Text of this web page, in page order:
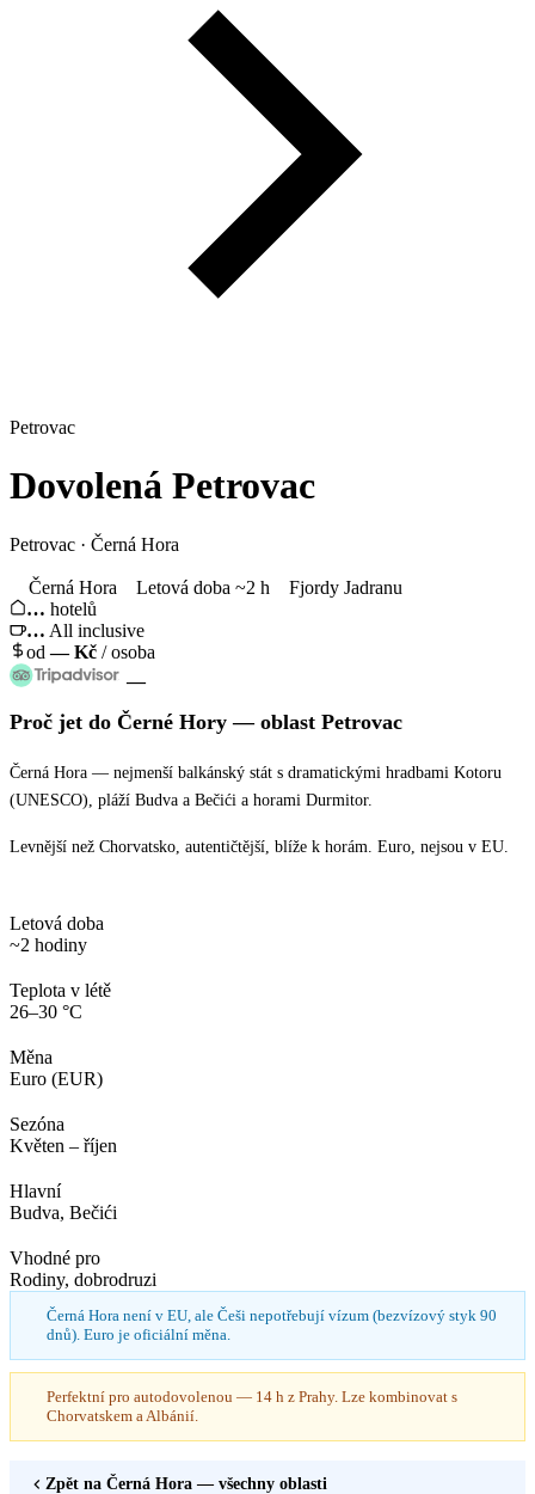
Petrovac
Dovolená Petrovac
Petrovac · Černá Hora
Černá Hora Letová doba ~2 h
Fjordy Jadranu
… hotelů
… All inclusive
od—Kč / osoba
—
Proč jet do Černé Hory — oblast Petrovac
Černá Hora — nejmenší balkánský stát s dramatickými hradbami Kotoru
(UNESCO), pláží Budva a Bečići a horami Durmitor.
Levnější než Chorvatsko, autentičtější, blíže k horám. Euro, nejsou v EU.
Letová doba
~2 hodiny
Teplota v létě
26–30 °C
Měna
Euro (EUR)
Sezóna
Květen – říjen
Hlavní
Budva, Bečići
Vhodné pro
Rodiny, dobrodruzi
Černá Hora není v EU, ale Češi nepotřebují vízum (bezvízový styk 90
dnů). Euro je oficiální měna.
Perfektní pro autodovolenou — 14 h z Prahy. Lze kombinovat s
Chorvatskem a Albánií.
Zpět na Černá Hora — všechny oblasti